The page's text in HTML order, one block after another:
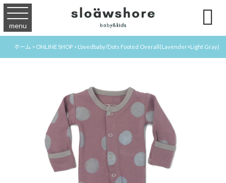
menu 
ホーム >ONLINE SHOP >L’ovedbaby/Dots Footed Overall(Lavender×Light Gray)